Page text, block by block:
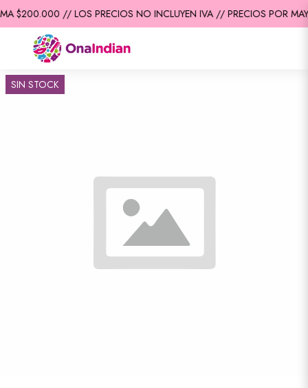
$200.000 // LOS PRECIOS NO INCLUYEN IVA // PRECIOS POR
SIN STOCK